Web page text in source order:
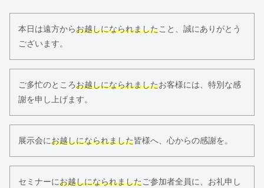
本日は遠方からお越しになられましたこと、誠にありがとう
ございます。
ご多忙のところお越しになられましたお客様には、特別な感
謝を申し上げます。
展示会にお越しになられました皆様へ、心からの感謝を。
セミナーにお越しになられましたご参加者全員に、お礼申し